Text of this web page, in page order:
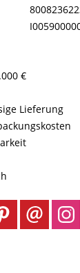
€
Lieferung